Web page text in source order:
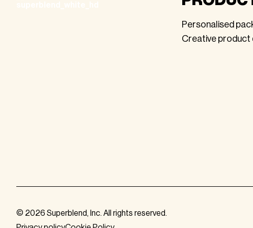
Personalised
Creative product
© 2026 Superblend, Inc. All rights reserved.